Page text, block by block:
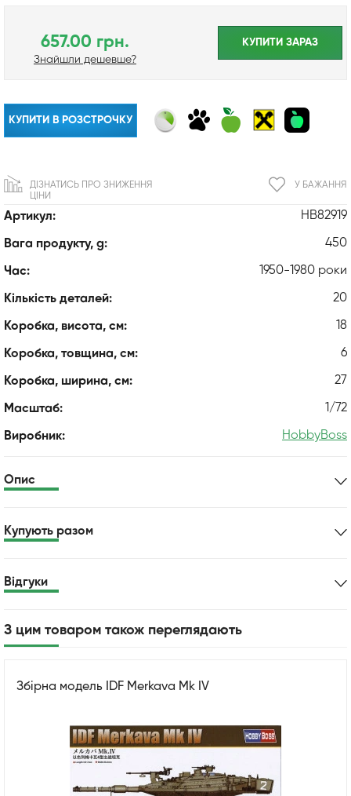
Артикул: HB82919
Вага продукту, g: 450
Час: 1950-1980 роки
Кількість деталей: 20
Коробка, висота, см: 18
Коробка, товщина, см: 6
Коробка, ширина, см: 27
Масштаб: 1/72
Виробник: HobbyBoss
657.00 грн.
Знайшли дешевше?
КУПИТИ ЗАРАЗ
КУПИТИ В РОЗСТРОЧКУ
У БАЖАННЯ
ДІЗНАТИСЬ ПРО ЗНИЖЕННЯ
ЦІНИ
Опис
Купують разом
Відгуки
З цим товаром також переглядають
Збірна модель IDF Merkava Mk IV